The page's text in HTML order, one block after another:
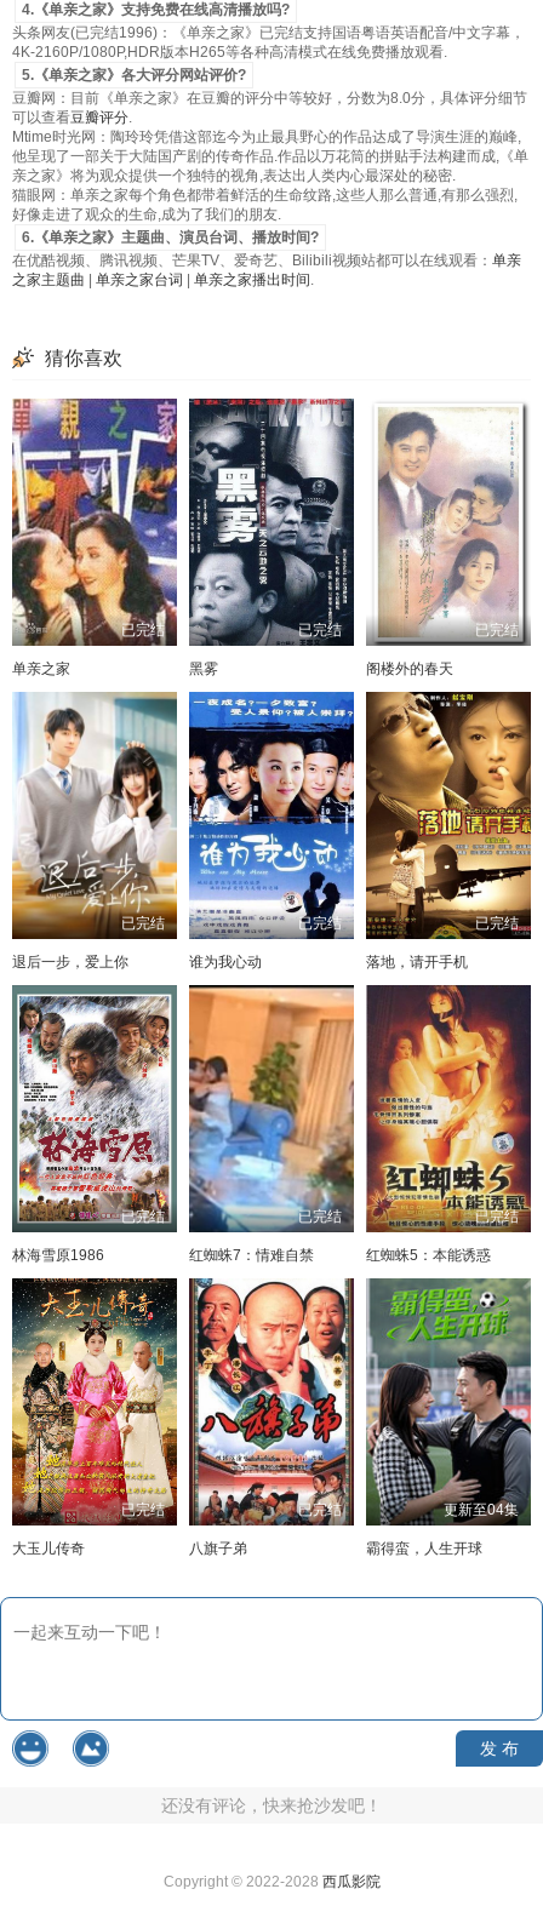
4.《单亲之家》支持免费在线高清播放吗?
头条网友(已完结1996)：《单亲之家》已完结支持国语粤语英语配音/中文字幕，
4K-2160P/1080P,HDR版本H265等各种高清模式在线免费播放观看.
5.《单亲之家》各大评分网站评价?
豆瓣网：目前《单亲之家》在豆瓣的评分中等较好，分数为8.0分，具体评分细节
可以查看豆瓣评分.
Mtime时光网：陶玲玲凭借这部迄今为止最具野心的作品达成了导演生涯的巅峰,
他呈现了一部关于大陆国产剧的传奇作品.作品以万花筒的拼贴手法构建而成,《单
亲之家》将为观众提供一个独特的视角,表达出人类内心最深处的秘密.
猫眼网：单亲之家每个角色都带着鲜活的生命纹路,这些人那么普通,有那么强烈,
好像走进了观众的生命,成为了我们的朋友.
6.《单亲之家》主题曲、演员台词、播放时间?
在优酷视频、腾讯视频、芒果TV、爱奇艺、Bilibili视频站都可以在线观看： 单亲
之家主题曲
单亲之家台词 单亲之家播出时间 .
猜你喜欢
已完结
单亲之家
已完结
黑雾
已完结
阁楼外的春天
已完结
退后一步，爱上你
已完结
谁为我心动
已完结
落地，请开手机
已完结
林海雪原1986
已完结
红蜘蛛7：情难自禁
已完结
红蜘蛛5：本能诱惑
已完结
大玉儿传奇
已完结
八旗子弟
更新至04集
霸得蛮，人生开球
发 布
还没有评论，快来抢沙发吧！
Copyright © 2022-2028 西瓜影院